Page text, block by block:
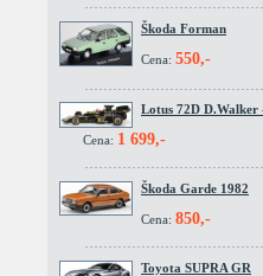
Škoda Forman
Cena: 550,-
Lotus 72D
Cena: 1 699,-
Škoda Garde 1982
Cena: 850,-
Toyota SUPRA GR